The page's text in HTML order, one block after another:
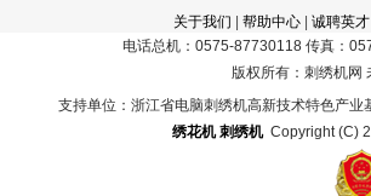
关于我们 帮助中心| 诚聘英才
电话总机：0575-87730118 传真：
版权所有：刺绣机网
支持单位：浙江省电脑刺绣机高新技术特色产
绣花机 刺绣机Copyright (C)